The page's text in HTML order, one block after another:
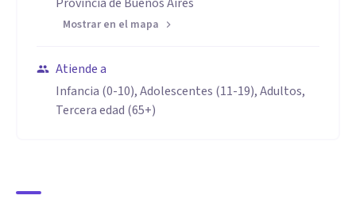
Mostrar en el mapa
Atiende a
Infancia (0-10), Adolescentes (11-19), Adultos,
Tercera edad (65+)